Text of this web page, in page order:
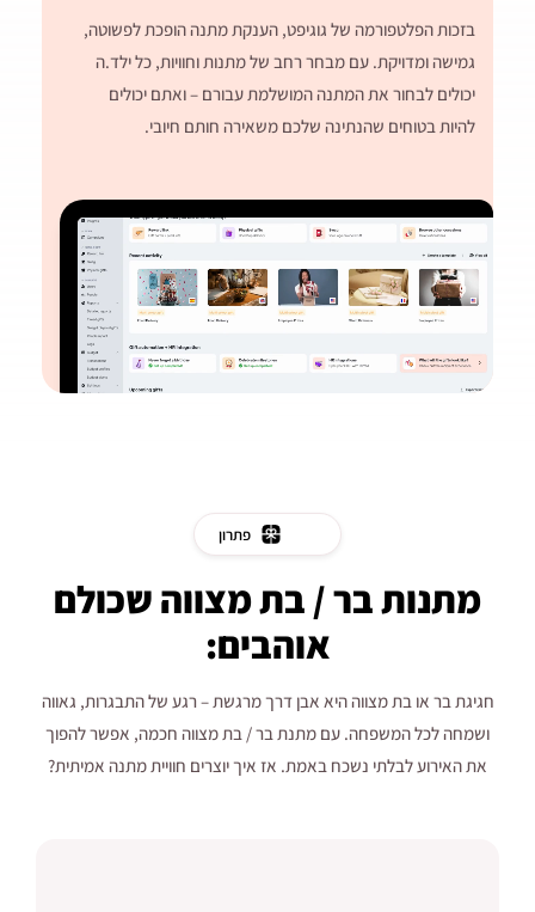
בזכות הפלטפורמה של גוגיפט, הענקת מתנה הופכת לפשוטה,
גמישה ומדויקת. עם מבחר רחב של מתנות וחוויות, כל ילד.ה
יכולים לבחור את המתנה המושלמת עבורם – ואתם יכולים
להיות בטוחים שהנתינה שלכם משאירה חותם חיובי.
פתרון
מתנות בר / בת מצווה שכולם
אוהבים:
חגיגת בר או בת מצווה היא אבן דרך מרגשת – רגע של התבגרות, גאווה
ושמחה לכל המשפחה. עם מתנת בר / בת מצווה חכמה, אפשר להפוך
את האירוע לבלתי נשכח באמת. אז איך יוצרים חוויית מתנה אמיתית?